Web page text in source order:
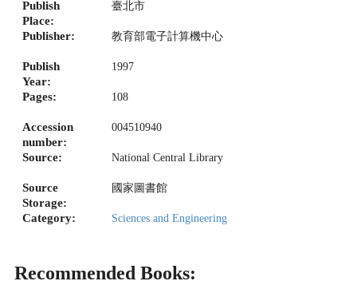
Publish
Place:
臺北市
Publisher: 教育部電子計算機中心
Publish
Year:
1997
Pages: 108
Accession
number:
004510940
Source: National Central Library
Source
Storage:
國家圖書館
Category: Sciences and Engineering
Recommended Books: